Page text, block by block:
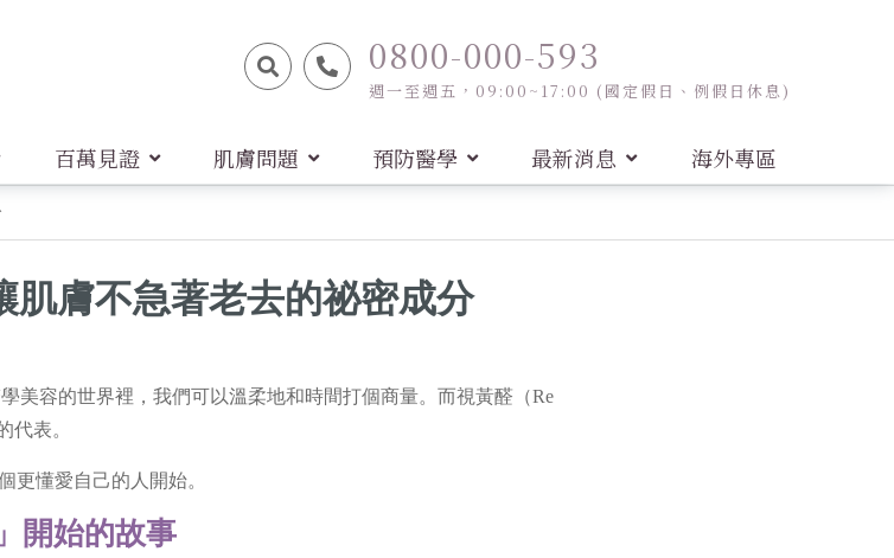
0800-000-593
週一至週五，09:00~17:00 (國定假日、例假日休息)
百萬見證 肌膚問題 預防醫學 最新消息 海外專區
肌膚不急著老去的祕密成分
美容的世界裡，我們可以溫柔地和時間打個商量。而視黃醛（Re
代表。
更懂愛自己的人開始。
開始的故事